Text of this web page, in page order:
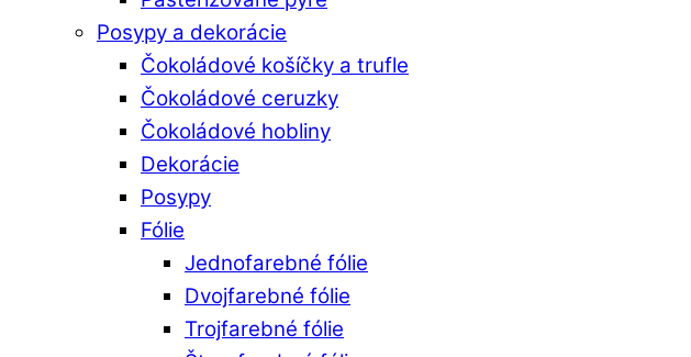
Posypy a dekorácie
Čokoládové košíčky a trufle
Čokoládové ceruzky
Čokoládové hobliny
Dekorácie
Posypy
Fólie
Jednofarebné fólie
Dvojfarebné fólie
Trojfarebné fólie